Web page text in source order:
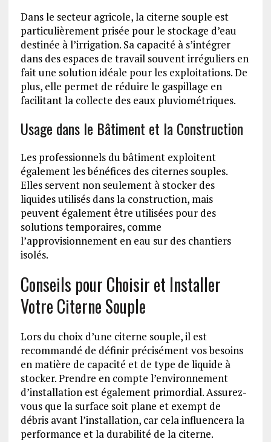
Dans le secteur agricole, la citerne souple est
particulièrement prisée pour le stockage d’eau
destinée à l’irrigation. Sa capacité à s’intégrer
dans des espaces de travail souvent irréguliers en
fait une solution idéale pour les exploitations. De
plus, elle permet de réduire le gaspillage en
facilitant la collecte des eaux pluviométriques.
Usage dans le Bâtiment et la Construction
Les professionnels du bâtiment exploitent
également les bénéfices des citernes souples.
Elles servent non seulement à stocker des
liquides utilisés dans la construction, mais
peuvent également être utilisées pour des
solutions temporaires, comme
l’approvisionnement en eau sur des chantiers
isolés.
Conseils pour Choisir et Installer
Votre Citerne Souple
Lors du choix d’une citerne souple, il est
recommandé de définir précisément vos besoins
en matière de capacité et de type de liquide à
stocker. Prendre en compte l’environnement
d’installation est également primordial. Assurez-
vous que la surface soit plane et exempt de
débris avant l’installation, car cela influencera la
performance et la durabilité de la citerne.